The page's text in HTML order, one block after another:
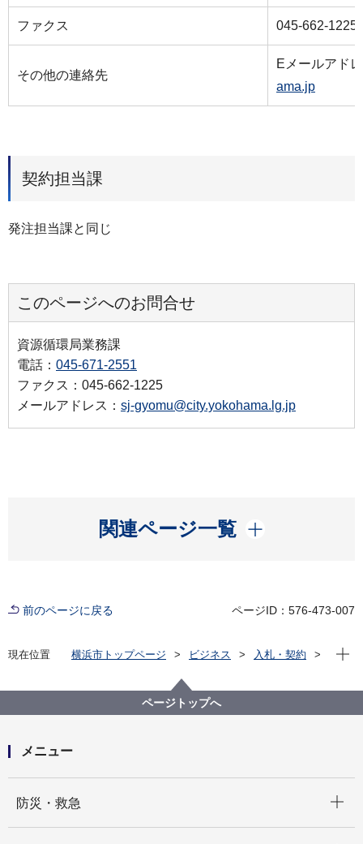
ファクス 045-662-1225
その他の連絡先
Eメールアド
ama.jp
契約担当課
発注担当課と同じ
このページへのお問合せ
資源循環局業務課
電話： 045-671-2551
ファクス：045-662-1225
メールアドレス： sj-gyomu@city.yokohama.lg.jp
関連ページ一覧
開く
前のページに戻る ページID：576-473-007
現在位置 横浜市トップページ ビジネス
入札・契約
【入札結果掲載】中区プラスチック製容器包装収集運
搬業務委託
現在
ページトップへ
メニュー
防災・救急